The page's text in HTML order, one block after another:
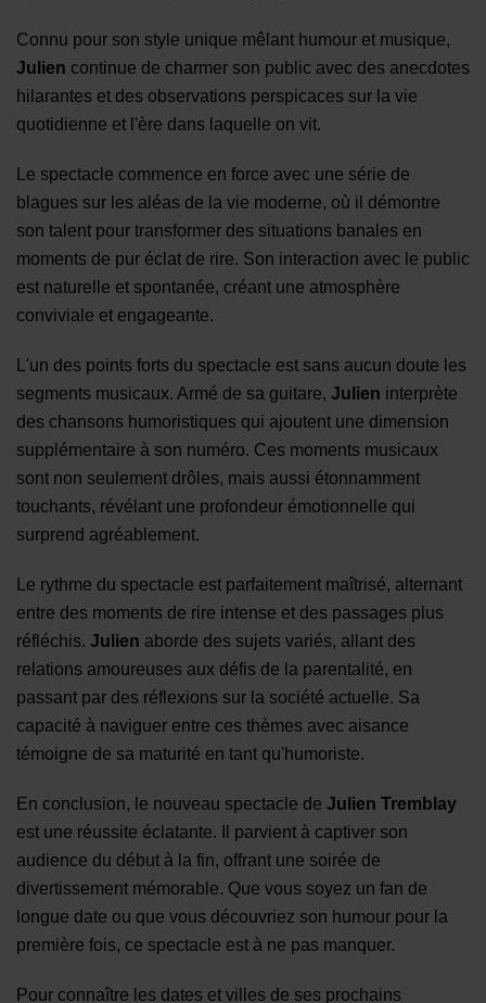
Connu pour son style unique mêlant ​humour et musique​,
Julien continue de charmer son public avec des anecdotes
hilarantes et des observations perspicaces sur la vie
quotidienne ​ et l'ère dans laquelle on vit.
Le spectacle commence en force avec une série de
blagues sur les aléas de la vie moderne, où ​il démontre
son talent pour transformer des situations banales en
moments de pur éclat de rire. Son interaction avec le public
est naturelle et spontanée, créant une atmosphère
conviviale et engageante.
L'un des points forts du spectacle est sans aucun doute les
segments musicaux. Armé de sa guitare, Julien interprète
des chansons humoristiques qui ajoutent une dimension
supplémentaire à son numéro. Ces moments musicaux
sont non seulement drôles, mais aussi étonnamment
touchants, révélant une profondeur émotionnelle qui
surprend agréablement.
Le rythme du spectacle est parfaitement maîtrisé, alternant
entre des moments de rire intense et des passages plus
réfléchis. Julien aborde des sujets variés, allant des
relations amoureuses aux défis de la parentalité, en
passant par des réflexions sur la société actuelle. Sa
capacité à naviguer entre ces thèmes avec aisance
témoigne de sa maturité en tant qu'humoriste.
En conclusion, le nouveau spectacle de Julien Tremblay
est une réussite éclatante. Il parvient à captiver son
audience du début à la fin, offrant une soirée de
divertissement mémorable. Que vous soyez un fan de
longue date ou que vous découvriez son humour pour la
première fois, ce spectacle est à ne pas manquer.
​Pour connaître les dates et villes de ses prochains